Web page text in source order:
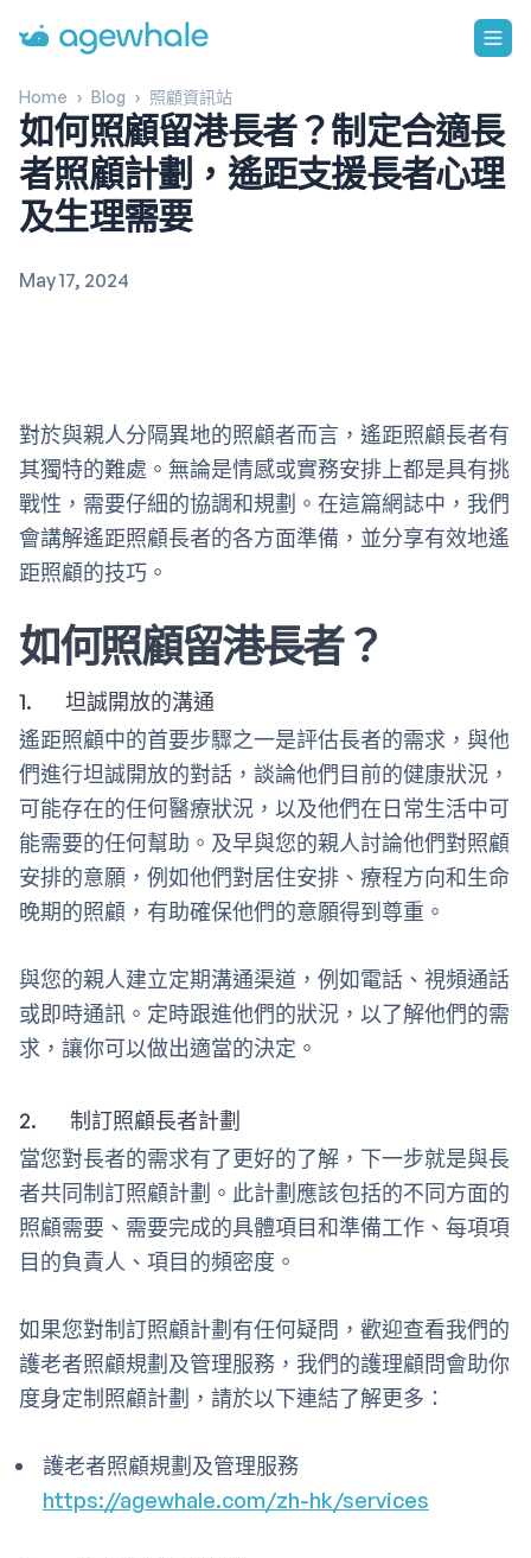
Go to homepage
Home › Blog › 照顧資訊站
如何照顧留港長者？制定合適長
者照顧計劃，遙距支援長者心理
及生理需要
May 17, 2024
對於與親人分隔異地的照顧者而言，遙距照顧長者有
其獨特的難處。無論是情感或實務安排上都是具有挑
戰性，需要仔細的協調和規劃。在這篇網誌中，我們
會講解遙距照顧長者的各方面準備，並分享有效地遙
距照顧的技巧。
如何照顧留港長者？
1. 坦誠開放的溝通
遙距照顧中的首要步驟之一是評估長者的需求，與他
們進行坦誠開放的對話，談論他們目前的健康狀況，
可能存在的任何醫療狀況，以及他們在日常生活中可
能需要的任何幫助。及早與您的親人討論他們對照顧
安排的意願，例如他們對居住安排、療程方向和生命
晚期的照顧，有助確保他們的意願得到尊重。
與您的親人建立定期溝通渠道，例如電話、視頻通話
或即時通訊。定時跟進他們的狀況，以了解他們的需
求，讓你可以做出適當的決定。
2. 制訂照顧長者計劃
當您對長者的需求有了更好的了解，下一步就是與長
者共同制訂照顧計劃。此計劃應該包括的不同方面的
照顧需要、需要完成的具體項目和準備工作、每項項
目的負責人、項目的頻密度。
如果您對制訂照顧計劃有任何疑問，歡迎查看我們的
護老者照顧規劃及管理服務，我們的護理顧問會助你
度身定制照顧計劃，請於以下連結了解更多：
護老者照顧規劃及管理服務
https://agewhale.com/zh-hk/services